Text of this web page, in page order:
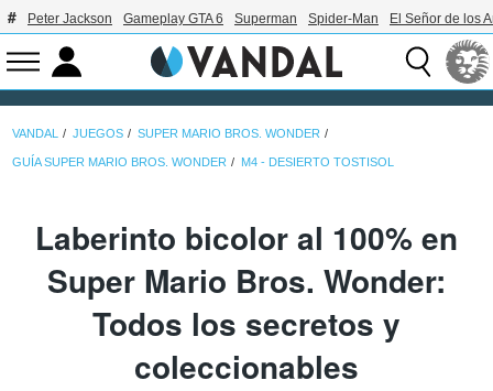
Peter Jackson Gameplay GTA 6 Superman Spider-Man El Señor de los
VANDAL JUEGOS SUPER MARIO BROS. WONDER
GUÍA SUPER MARIO BROS. WONDER M4 - DESIERTO TOSTISOL
Laberinto bicolor al 100% en
Super Mario Bros. Wonder:
Todos los secretos y
coleccionables